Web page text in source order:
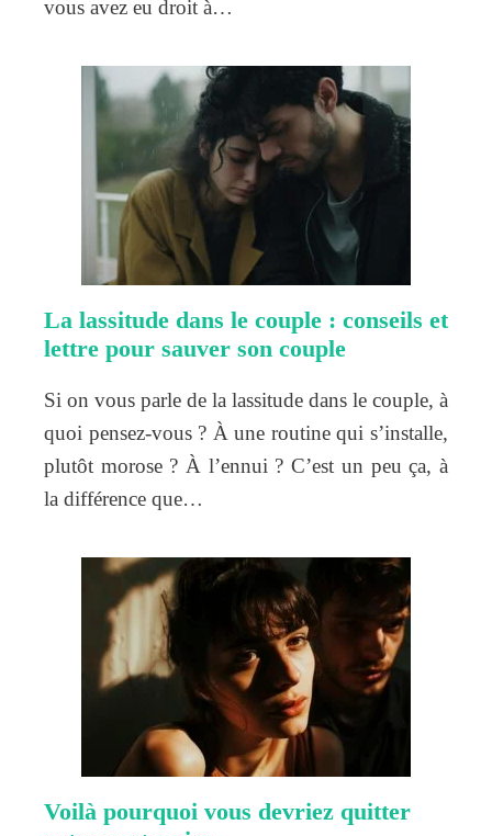
vous avez eu droit à…
La lassitude dans le couple : conseils et
lettre pour sauver son couple
Si on vous parle de la lassitude dans le couple, à
quoi pensez-vous ? À une routine qui s’installe,
plutôt morose ? À l’ennui ? C’est un peu ça, à
la différence que…
Voilà pourquoi vous devriez quitter